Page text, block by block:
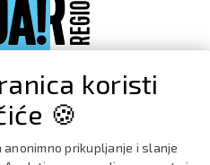
koristi
🍪
prikupljanje i slanje